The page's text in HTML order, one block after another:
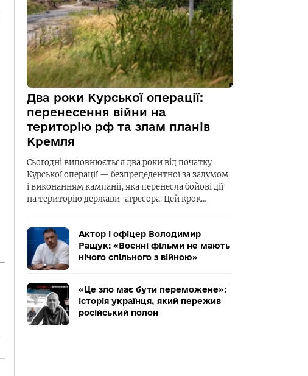
Два роки Курської операції:
перенесення війни на
територію рф та злам планів
Кремля
Сьогодні виповнюється два роки від початку
Курської операції — безпрецедентної за задумом
і виконанням кампанії, яка перенесла бойові дії
на територію держави-агресора. Цей крок…
Актор і офіцер Володимир
Ращук: «Воєнні фільми не мають
нічого спільного з війною»
«Це зло має бути переможене»:
історія українця, який пережив
російський полон